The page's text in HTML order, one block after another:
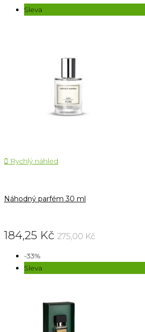
Sleva
 Rychlý náhled
Náhodný parfém 30 ml
184,25 Kč 275,00 Kč
-33%
Sleva